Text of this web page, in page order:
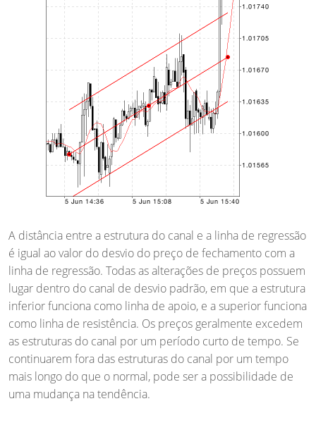
A distância entre a estrutura do canal e a linha de regressão
é igual ao valor do desvio do preço de fechamento com a
linha de regressão. Todas as alterações de preços possuem
lugar dentro do canal de desvio padrão, em que a estrutura
inferior funciona como linha de apoio, e a superior funciona
como linha de resistência. Os preços geralmente excedem
as estruturas do canal por um período curto de tempo. Se
continuarem fora das estruturas do canal por um tempo
mais longo do que o normal, pode ser a possibilidade de
uma mudança na tendência.